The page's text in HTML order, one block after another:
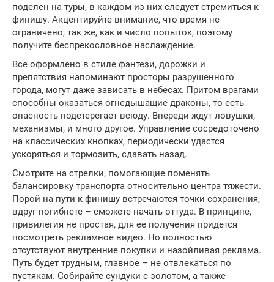
поделен на туры, в каждом из них следует стремиться к
финишу. Акцентируйте внимание, что время не
ограничено, так же, как и число попыток, поэтому
получите беспрекословное наслаждение.
Все оформлено в стиле фэнтези, дорожки и
препятствия напоминают просторы разрушенного
города, могут даже зависать в небесах. Притом врагами
способны оказаться огнедышащие драконы, то есть
опасность подстерегает всюду. Впереди ждут ловушки,
механизмы, и много другое. Управление сосредоточено
на классических кнопках, периодически удастся
ускоряться и тормозить, сдавать назад.
Смотрите на стрелки, помогающие поменять
балансировку транспорта относительно центра тяжести.
Порой на пути к финишу встречаются точки сохранения,
вдруг погибнете – сможете начать оттуда. В принципе,
привилегия не простая, для ее получения придется
посмотреть рекламное видео. Но полностью
отсутствуют внутренние покупки и назойливая реклама.
Путь будет трудным, главное – не отвлекаться по
пустякам. Собирайте сундуки с золотом, а также